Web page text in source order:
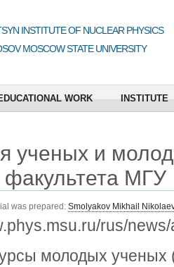
INSTITUTE OF NUCLEAR PHYSICS
MOSCOW STATE UNIVERSITY
WORK INSTITUTE
ученых и
факультета МГУ
was prepared: Smolyakov Mikhail
rus/
молодых ученых